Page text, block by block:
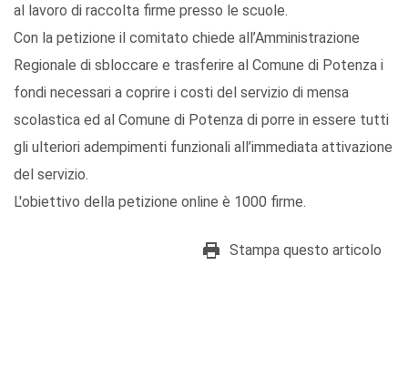
al lavoro di raccolta firme presso le scuole.
Con la petizione il comitato chiede all’Amministrazione
Regionale di sbloccare e trasferire al Comune di Potenza i
fondi necessari a coprire i costi del servizio di mensa
scolastica ed al Comune di Potenza di porre in essere tutti
gli ulteriori adempimenti funzionali all’immediata attivazione
del servizio.
L'obiettivo della petizione online è 1000 firme.
Stampa questo articolo